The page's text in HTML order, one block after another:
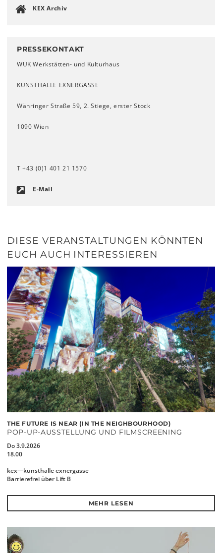
KEX Archiv
PRESSEKONTAKT
WUK Werkstätten- und Kulturhaus
KUNSTHALLE EXNERGASSE
Währinger Straße 59, 2. Stiege, erster Stock
1090 Wien
T +43 (0)1 401 21 1570
E-Mail
DIESE VERANSTALTUNGEN KÖNNTEN
EUCH AUCH INTERESSIEREN
THE FUTURE IS NEAR (IN THE NEIGHBOURHOOD)
POP-UP-AUSSTELLUNG UND FILMSCREENING
Do 3.9.2026
18.00
kex—kunsthalle exnergasse
Barrierefrei über Lift B
MEHR LESEN